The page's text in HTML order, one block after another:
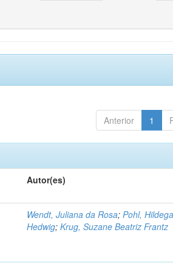
Anterior 1
Autor(es)
Wendt, Juliana da Rosa;Pohl,
Hedwig;Krug, Suzane Beatriz Frantz